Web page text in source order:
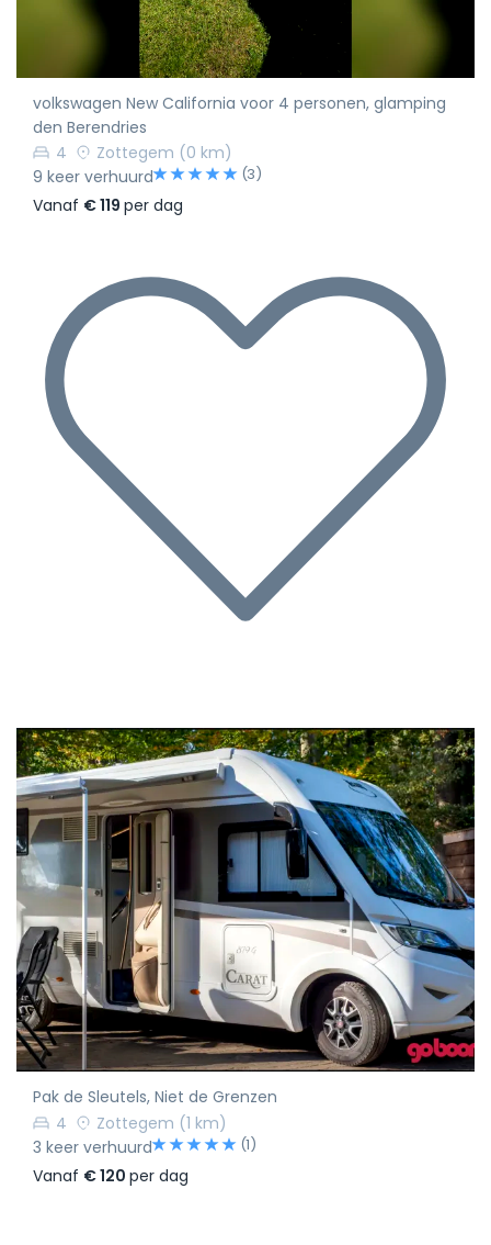
volkswagen New California voor 4 personen, glamping
den Berendries
4
Zottegem (0 km)
9 keer verhuurd
(3)
Vanaf € 119 per dag
Pak de Sleutels, Niet de Grenzen
4
Zottegem (1 km)
3 keer verhuurd
(1)
Vanaf € 120 per dag